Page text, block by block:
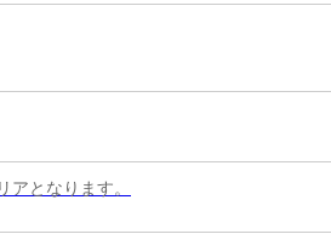
となります。